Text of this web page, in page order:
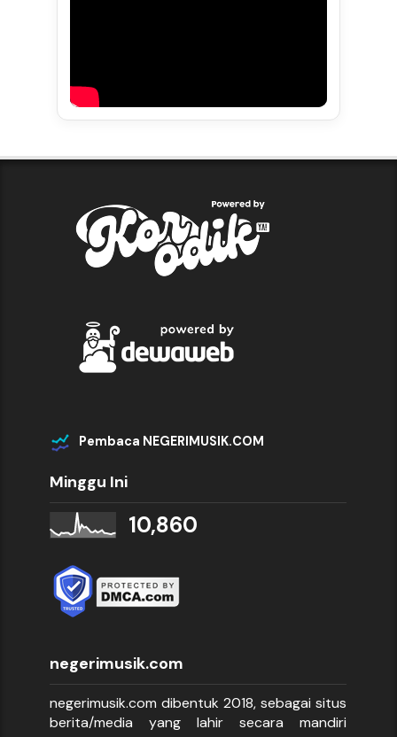
Pembaca NEGERIMUSIK.COM
Minggu Ini
10,860
negerimusik.com
negerimusik.com dibentuk 2018, sebagai situs
berita/media yang lahir secara mandiri